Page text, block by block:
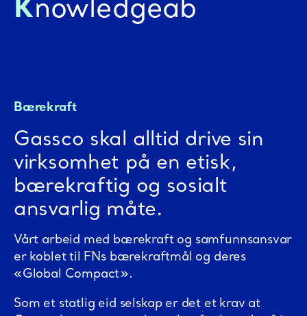
Knowledgeab
Bærekraft
Gassco skal alltid drive sin
virksomhet på en etisk,
bærekraftig og sosialt
ansvarlig måte.
Vårt arbeid med bærekraft og samfunnsansvar
er koblet til FNs bærekraftmål og deres
«Global Compact».
Som et statlig eid selskap er det et krav at